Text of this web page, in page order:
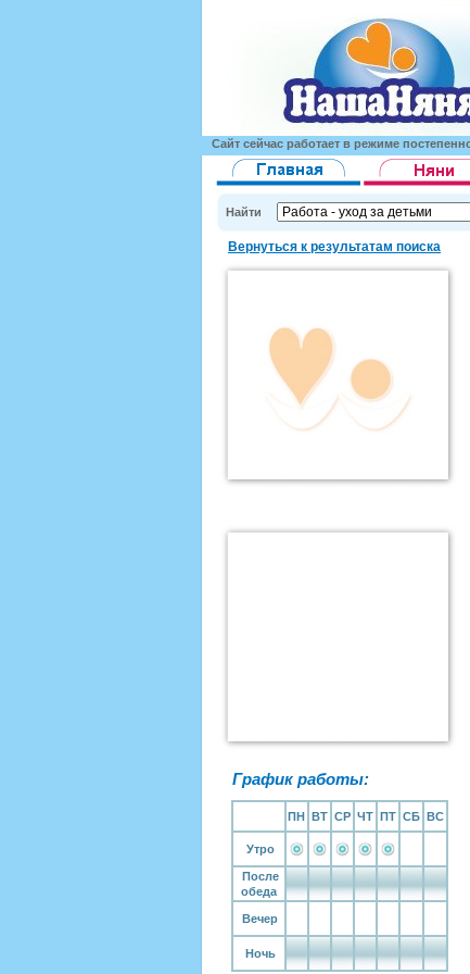
Сайт сейчас работает в режиме
Найти
Вернуться к результатам поиска
График работы:
ПН ВТ СР ЧТ ПТ СБ ВС
Утро
После
обеда
Вечер
Ночь